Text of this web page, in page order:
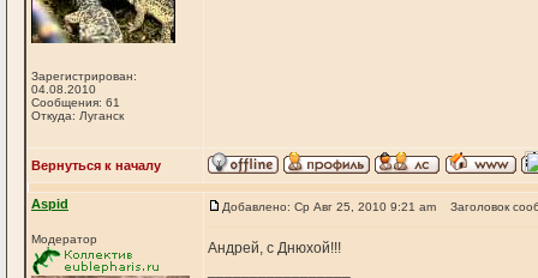
Зарегистрирован:
04.08.2010
Сообщения: 61
Откуда: Луганск
Вернуться к началу
Aspid
Модератор
Добавлено: Ср Авг 25, 2010 9:21 am Заголовок
Андрей, с Днюхой!!!